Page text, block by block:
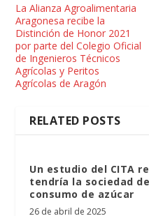
La Alianza Agroalimentaria
Aragonesa recibe la
Distinción de Honor 2021
por parte del Colegio Oficial
de Ingenieros Técnicos
Agrícolas y Peritos
Agrícolas de Aragón
RELATED POSTS
Un estudio del CITA
tendría la sociedad
consumo de azúcar
26 de abril de 2025